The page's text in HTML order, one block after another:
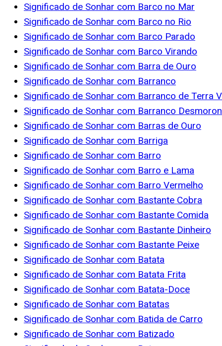
Significado de Sonhar com Barco no Mar
Significado de Sonhar com Barco no Rio
Significado de Sonhar com Barco Parado
Significado de Sonhar com Barco Virando
Significado de Sonhar com Barra de Ouro
Significado de Sonhar com Barranco
Significado de Sonhar com Barranco de Terra
Significado de Sonhar com Barranco
Significado de Sonhar com Barras de Ouro
Significado de Sonhar com Barriga
Significado de Sonhar com Barro
Significado de Sonhar com Barro e Lama
Significado de Sonhar com Barro Vermelho
Significado de Sonhar com Bastante Cobra
Significado de Sonhar com Bastante Comida
Significado de Sonhar com Bastante Dinheiro
Significado de Sonhar com Bastante Peixe
Significado de Sonhar com Batata
Significado de Sonhar com Batata Frita
Significado de Sonhar com Batata-Doce
Significado de Sonhar com Batatas
Significado de Sonhar com Batida de Carro
Significado de Sonhar com Batizado